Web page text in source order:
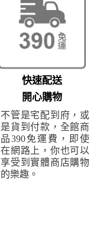
快速配送
開心購物
不管是宅配到府，或
是貨到付款，全館商
品390免運費，即使
在網路上，你也可以
享受到實體商店購物
的樂趣。